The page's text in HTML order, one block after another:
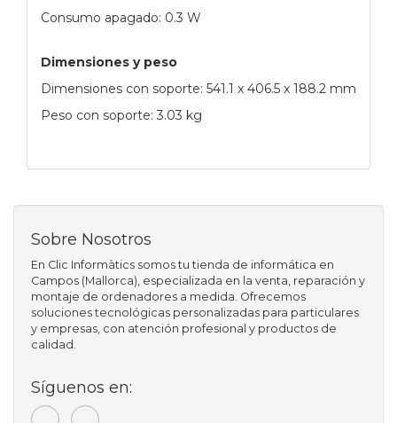
Consumo apagado: 0.3 W
Dimensiones y peso
Dimensiones con soporte: 541.1 x 406.5 x 188.2 mm
Peso con soporte: 3.03 kg
Sobre Nosotros
En Clic Informàtics somos tu tienda de informática en
Campos (Mallorca), especializada en la venta, reparación y
montaje de ordenadores a medida. Ofrecemos
soluciones tecnológicas personalizadas para particulares
y empresas, con atención profesional y productos de
calidad.
Síguenos en: